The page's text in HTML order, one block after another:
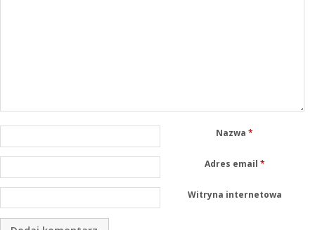
Nazwa*
Adres email *
Witryna internetowa